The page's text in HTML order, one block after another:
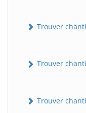
Trouver
Trouver
Trouver